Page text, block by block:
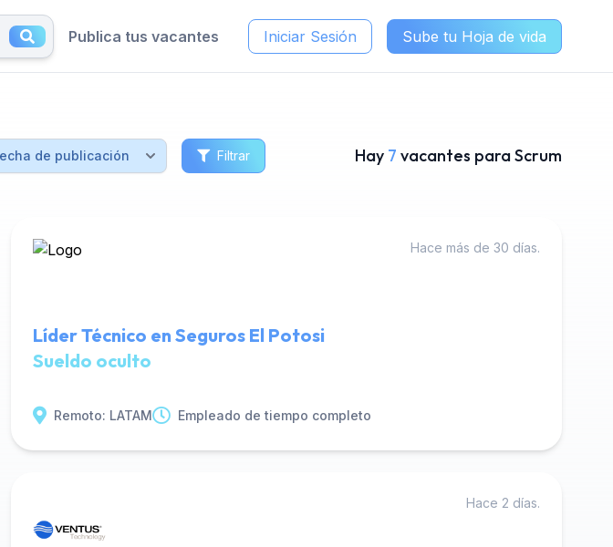
Publica tus vacantes Iniciar Sesión Sube tu Hoja de vida
Filtrar Hay 7 vacantes para Scrum
Hace más de 30 días.
Líder Técnico en Seguros El Potosi
Sueldo oculto
Remoto: LATAM Empleado de tiempo completo
Hace 2 días.